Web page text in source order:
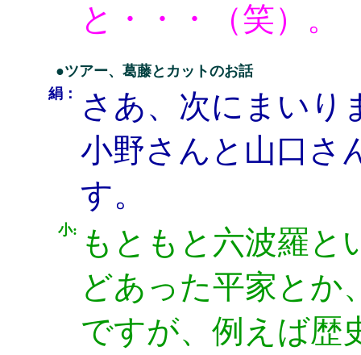
と・・・（笑）。
●ツアー、葛藤とカットのお話
絹：
さあ、次にまいり
小野さんと山口さ
す。
小: もともと六波羅と
どあった平家とか
ですが、例えば歴